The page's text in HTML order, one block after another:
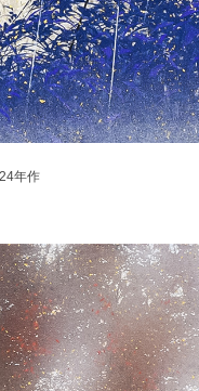
年作